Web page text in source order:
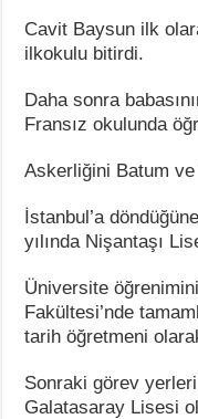
Cavit Baysun ilk
ilkokulu bitirdi.
Daha sonra
Fransız okulunda
Askerliğini Batum
İstanbul’a
yılında Nişantaşı
Üniversite
Fakültesi’nde
tarih öğretmeni
Sonraki görev
Galatasaray Lisesi